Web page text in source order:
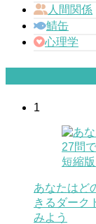
人間関係
鯖缶
心理学
1
あなたはど
きるダーク
みよう